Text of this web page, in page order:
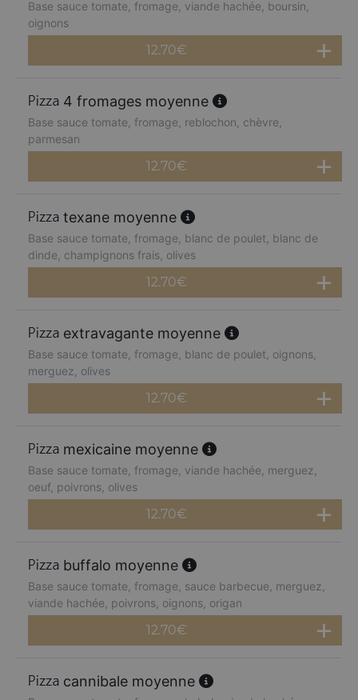
Base sauce tomate, fromage, viande hachée, boursin,
oignons
12.70€
4 fromages moyenne
Base sauce tomate, fromage, reblochon, chèvre,
parmesan
12.70€
texane moyenne
Base sauce tomate, fromage, blanc de poulet, blanc de
dinde, champignons frais, olives
12.70€
extravagante moyenne
Base sauce tomate, fromage, blanc de poulet, oignons,
merguez, olives
12.70€
mexicaine moyenne
Base sauce tomate, fromage, viande hachée, merguez,
oeuf, poivrons, olives
12.70€
buffalo moyenne
Base sauce tomate, fromage, sauce barbecue, merguez,
viande hachée, poivrons, oignons, origan
12.70€
cannibale moyenne